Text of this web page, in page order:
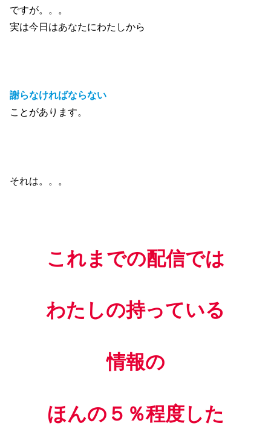
ですが。。。
実は今日はあなたにわたしから
謝らなければならない
ことがあります。
それは。。。
これまでの配信では
わたしの持っている
情報の
ほんの５％程度した